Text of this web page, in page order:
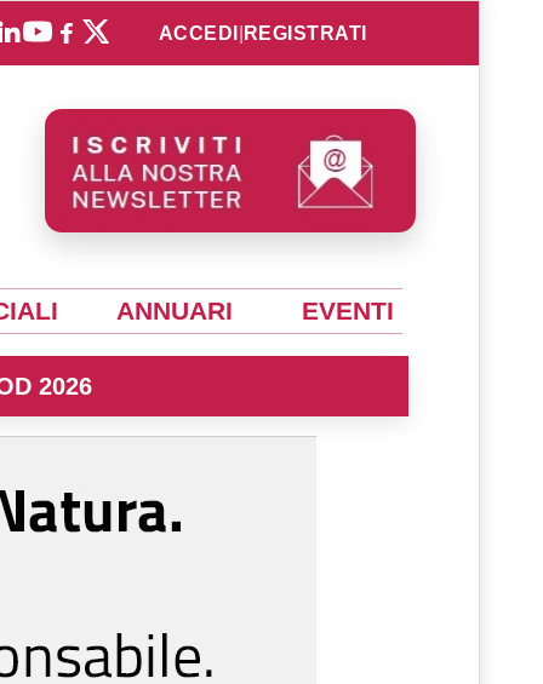
ACCEDI REGISTRATI
ANNUARI EVENTI
2026